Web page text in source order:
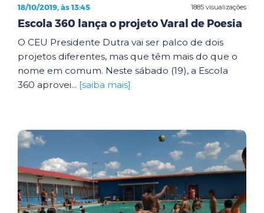
1885 visualizações
18/10/2019, às 13:45
Escola 360 lança o projeto Varal de Poesia
O CEU Presidente Dutra vai ser palco de dois
projetos diferentes, mas que têm mais do que o
nome em comum. Neste sábado (19), a Escola
360 aprovei... [saiba mais]